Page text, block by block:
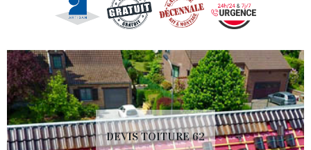
DEVIS TOITURE 62